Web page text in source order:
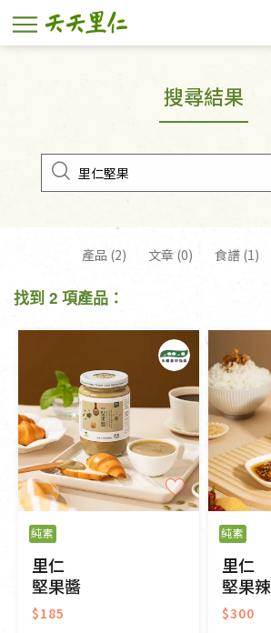
幸福節中獎名單
搜尋結果
產品 (2) 文章 (0) 食譜 (1)
找到 2 項產品：
純素
里仁
堅果醬
$185
純素
里仁
堅果
$300